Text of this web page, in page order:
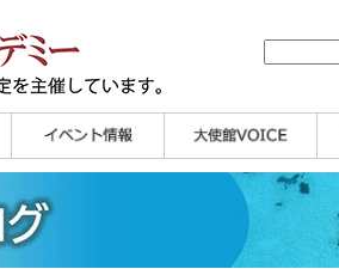
講演会
大使館セミナー
展示会
講座・セミナー
ツアー情報
イベントレポート 研
マ
世
世
学
世